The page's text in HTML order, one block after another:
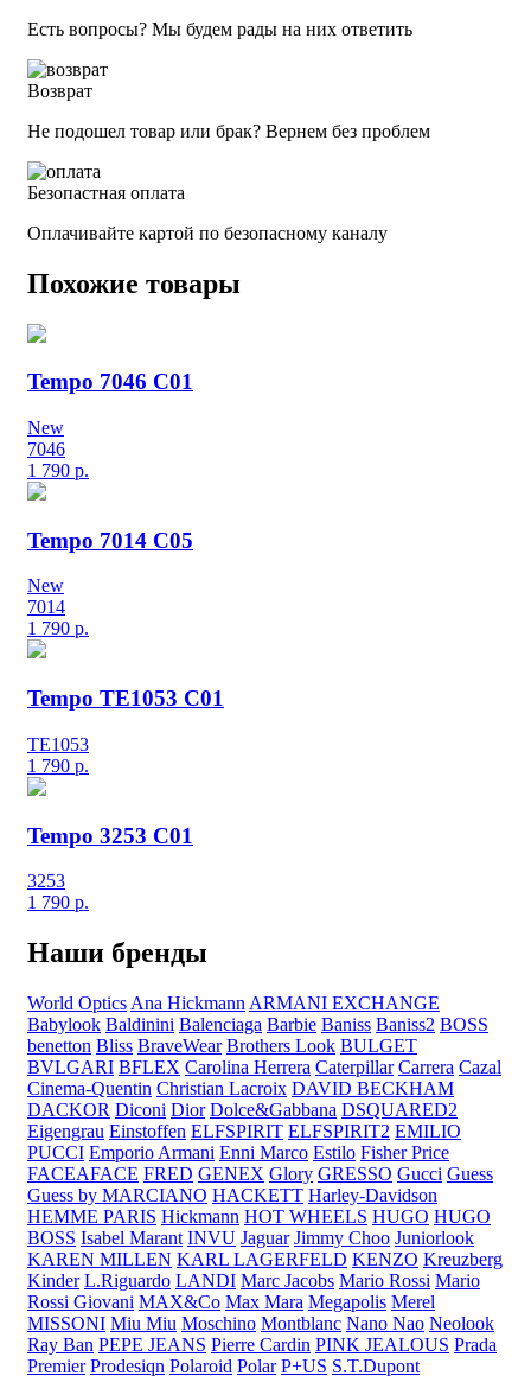
Есть вопросы? Мы будем рады на них ответить
Возврат
Не подошел товар или брак? Вернем без проблем
Безопастная оплата
Оплачивайте картой по безопасному каналу
Похожие товары
Tempo 7046 C01
New
7046
1 790 р.
Tempo 7014 C05
New
7014
1 790 р.
Tempo TE1053 C01
TE1053
1 790 р.
Tempo 3253 C01
3253
1 790 р.
Наши бренды
World Optics Ana Hickmann ARMANI EXCHANGE
Babylook Baldinini Balenciaga Barbie Baniss Baniss2 BOSS
benetton Bliss BraveWear Brothers Look BULGET
BVLGARI BFLEX Carolina Herrera Caterpillar Carrera Cazal
Cinema-Quentin Christian Lacroix DAVID BECKHAM
DACKOR Diconi Dior Dolce&Gabbana DSQUARED2
Eigengrau Einstoffen ELFSPIRIT ELFSPIRIT2 EMILIO
PUCCI Emporio Armani Enni Marco Estilo Fisher Price
FACEAFACE FRED GENEX Glory GRESSO Gucci Guess
Guess by MARCIANO HACKETT Harley-Davidson
HEMME PARIS Hickmann HOT WHEELS HUGO HUGO
BOSS Isabel Marant INVU Jaguar Jimmy Choo Juniorlook
KAREN MILLEN KARL LAGERFELD KENZO Kreuzberg
Kinder L.Riguardo LANDI Marc Jacobs Mario Rossi Mario
Rossi Giovani MAX&Co Max Mara Megapolis Merel
MISSONI Miu Miu Moschino Montblanc Nano Nao Neolook
Ray Ban PEPE JEANS Pierre Cardin PINK JEALOUS Prada
Premier Prodesiqn Polaroid Polar P+US S.T.Dupont